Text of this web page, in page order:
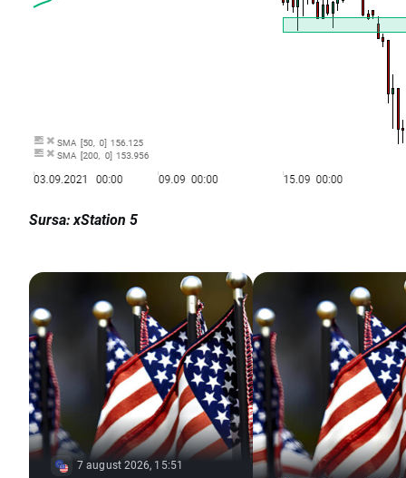
Sursa: xStation 5
7 august 2026, 15:51